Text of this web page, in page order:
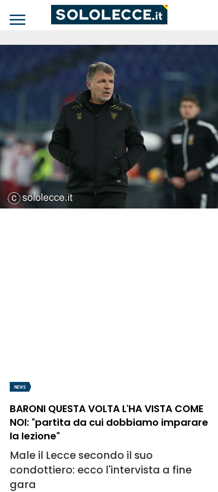
NEWS
BARONI QUESTA VOLTA L'HA VISTA COME
NOI: "partita da cui dobbiamo imparare
la lezione"
Male il Lecce secondo il suo
condottiero: ecco l'intervista a fine
gara